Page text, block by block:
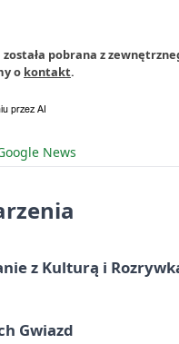
pobrana z
o kontakt.
News
z Kulturą i
Gwiazd